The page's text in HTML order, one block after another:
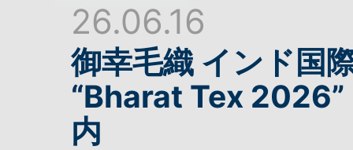
26.06.16
御幸毛織 インド国
“Bharat Tex
内